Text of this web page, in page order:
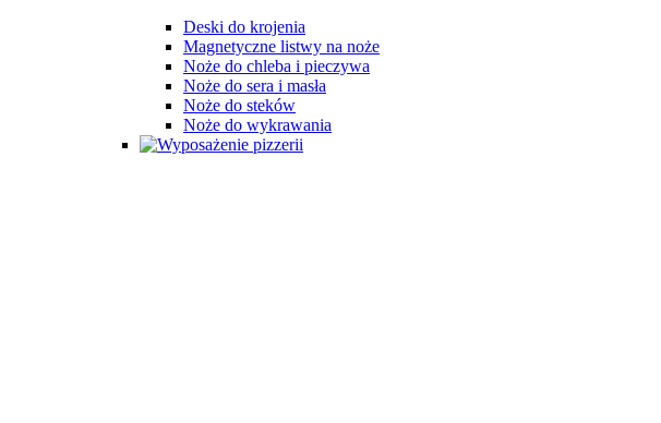
Deski do krojenia
Magnetyczne listwy na noże
Noże do chleba i pieczywa
Noże do sera i masła
Noże do steków
Noże do wykrawania